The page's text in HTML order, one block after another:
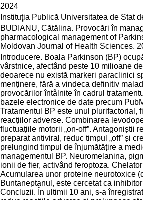
2024
Instituţia Publică Universitatea de Stat
BUDIANU, Cătălina. Provocări în
pharmacological management of
Moldovan Journal of Health Sciences.
Introducere. Boala Parkinson (BP)
vârstnice, afectând peste 10 milioane
deoarece nu există markeri paraclinici
menținere, fără a vindeca definitiv
provocărilor întâlnite în cadrul
bazele electronice de date precum
Tratamentul BP este unul plurifactorial,
reacțiilor adverse. Combinarea
fluctuațiile motorii „on-off”. Antagoniștii
preparat antiviral, reduc timpul „off” și
prelungind timpul de înjumătățire a
managementul BP. Neuromelanina,
ionii de fier, activând feroptoza.
Acumularea unor proteine neurotoxice
Buntaneptanul, este cercetat ca
Concluzii. În ultimii 10 ani, s-a